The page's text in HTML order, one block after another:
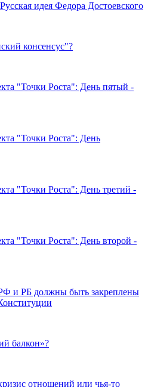
идея Федора Достоевского
консенсус"?
"Точки Роста": День пятый -
"Точки Роста": День
"Точки Роста": День третий -
"Точки Роста": День второй -
и РБ должны быть закреплены
балкон»?
отношений или чья-то